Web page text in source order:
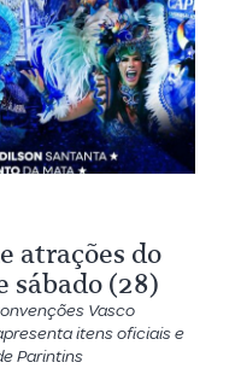
atrações do
sábado (28)
Vasco
itens oficiais e
Parintins